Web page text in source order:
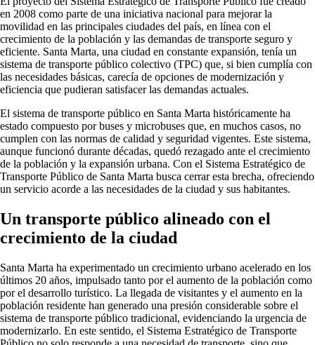
en 2008 como parte de una iniciativa nacional para mejorar la
movilidad en las principales ciudades del país, en línea con el
crecimiento de la población y las demandas de transporte seguro y
eficiente. Santa Marta, una ciudad en constante expansión, tenía un
sistema de transporte público colectivo (TPC) que, si bien cumplía con
las necesidades básicas, carecía de opciones de modernización y
eficiencia que pudieran satisfacer las demandas actuales.
El sistema de transporte público en Santa Marta históricamente ha
estado compuesto por buses y microbuses que, en muchos casos, no
cumplen con las normas de calidad y seguridad vigentes. Este sistema,
aunque funcionó durante décadas, quedó rezagado ante el crecimiento
de la población y la expansión urbana. Con el Sistema Estratégico de
Transporte Público de Santa Marta busca cerrar esta brecha, ofreciendo
un servicio acorde a las necesidades de la ciudad y sus habitantes.
Un transporte público alineado con el
crecimiento de la ciudad
Santa Marta ha experimentado un crecimiento urbano acelerado en los
últimos 20 años, impulsado tanto por el aumento de la población como
por el desarrollo turístico. La llegada de visitantes y el aumento en la
población residente han generado una presión considerable sobre el
sistema de transporte público tradicional, evidenciando la urgencia de
modernizarlo. En este sentido, el Sistema Estratégico de Transporte